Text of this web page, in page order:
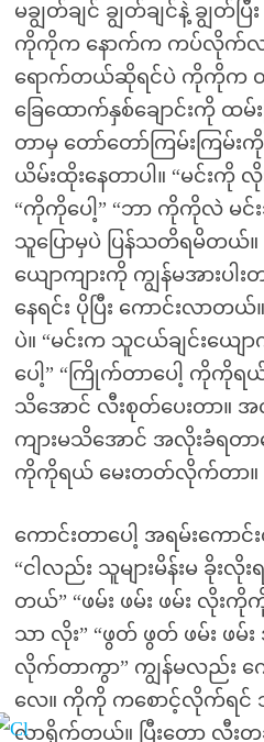
မချွတ်ချင် ချွတ်ချင်နဲ့ ချွတ်
ကိုကိုက နောက်က ကပ်လိုက်လ
ရောက်တယ်ဆိုရင်ပဲ ကိုကိုက တွ
ခြေထောက်နှစ်ချောင်းကို ထမ်
တာမှ တော်တော်ကြမ်းကြမ်
ယိမ်းထိုးနေတာပါ။ “မင်း
“ကိုကိုပေါ့” “ဘာ ကိုကိုလဲ မင်း
သူပြောမှပဲ ပြန်သတိရမိတယ်
ယျောကျားကို ကျွန်မအားပါ
နေရင်း ပိုပြီး ကောင်းလာတ
ပဲ။ “မင်းက သူငယ်ချင်းယျေ
ပေါ့” “ကြိုက်တာပေါ့ ကိုကို
သိအောင် လီးစုတ်ပေးတာ။ အလို
ကျားမသိအောင် အလိုးခံရတာ
ကိုကိုရယ် မေးတတ်လိုက်တာ။
ကောင်းတာပေါ့ အရမ်းကောင်
“ငါလည်း သူများမိန်းမ ခိုး
တယ်” “ဖမ်း ဖမ်း ဖမ်း လို
သာ လိုး” “ဖွတ် ဖွတ် ဖမ်း ဖ
လိုက်တာကွာ” ကျွန်မလည်း ကေ
လေ။ ကိုကို ကစောင့်လိုက်ရ
လာရိုက်တယ်။ ပြီးတော့ လီး